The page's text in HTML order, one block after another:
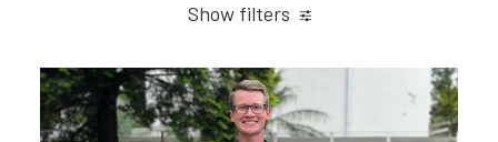
Show filters